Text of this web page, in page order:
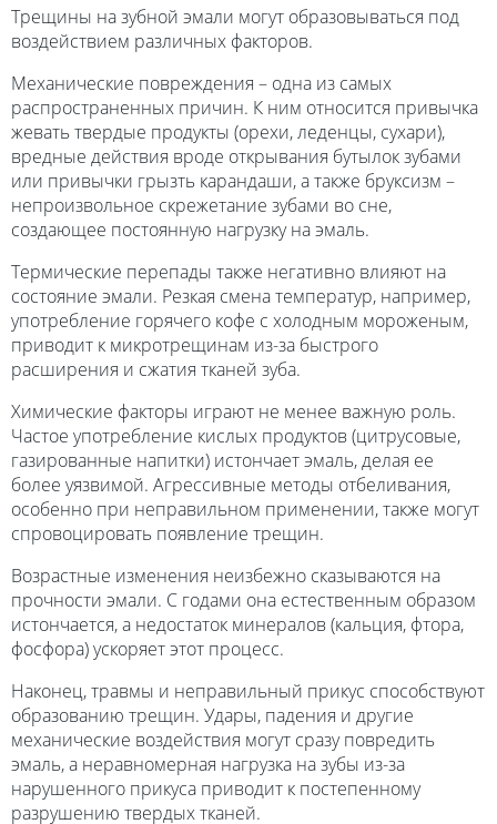
Трещины на зубной эмали могут образовываться под
воздействием различных факторов.
Механические повреждения – одна из самых
распространенных причин. К ним относится привычка
жевать твердые продукты (орехи, леденцы, сухари),
вредные действия вроде открывания бутылок зубами
или привычки грызть карандаши, а также бруксизм –
непроизвольное скрежетание зубами во сне,
создающее постоянную нагрузку на эмаль.
Термические перепады также негативно влияют на
состояние эмали. Резкая смена температур, например,
употребление горячего кофе с холодным мороженым,
приводит к микротрещинам из-за быстрого
расширения и сжатия тканей зуба.
Химические факторы играют не менее важную роль.
Частое употребление кислых продуктов (цитрусовые,
газированные напитки) истончает эмаль, делая ее
более уязвимой. Агрессивные методы отбеливания,
особенно при неправильном применении, также могут
спровоцировать появление трещин.
Возрастные изменения неизбежно сказываются на
прочности эмали. С годами она естественным образом
истончается, а недостаток минералов (кальция, фтора,
фосфора) ускоряет этот процесс.
Наконец, травмы и неправильный прикус способствуют
образованию трещин. Удары, падения и другие
механические воздействия могут сразу повредить
эмаль, а неравномерная нагрузка на зубы из-за
нарушенного прикуса приводит к постепенному
разрушению твердых тканей.